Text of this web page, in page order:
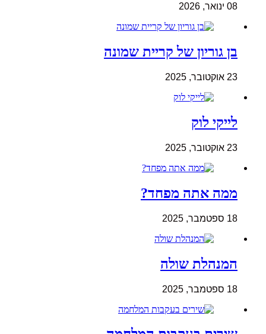
08 ינואר, 2026
בן גוריון של קריית שמונה
23 אוקטובר, 2025
לייקי לוק
23 אוקטובר, 2025
ממה אתה מפחד?
18 ספטמבר, 2025
המנהלת שולה
18 ספטמבר, 2025